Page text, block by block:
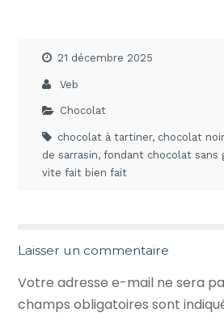
21 décembre 2025
Veb
Chocolat
chocolat à tartiner, chocolat noir
de sarrasin,fondant chocolat sans
vite fait bien fait
Laisser un commentaire
Votre adresse e-mail ne sera
champs obligatoires sont